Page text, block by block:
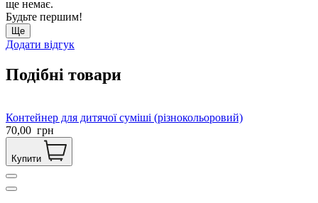
ще немає.
Будьте першим!
Ще
Додати відгук
Подібні товари
Контейнер для дитячої суміші (різнокольоровий)
70,00 грн
Купити